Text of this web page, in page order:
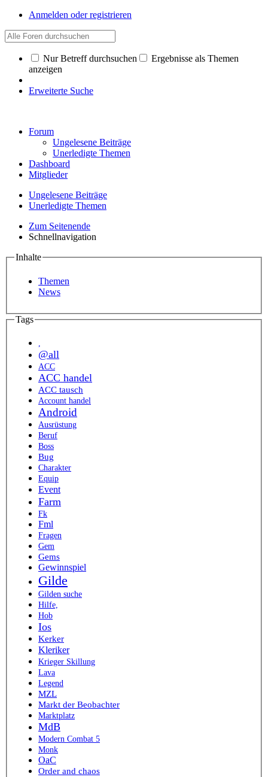
Anmelden oder registrieren
Nur Betreff durchsuchen
Ergebnisse als Themen
anzeigen
Erweiterte Suche
Forum
Ungelesene Beiträge
Unerledigte Themen
Dashboard
Mitglieder
Ungelesene Beiträge
Unerledigte Themen
Zum Seitenende
Schnellnavigation
Inhalte
Themen
News
Tags
@all
ACC
ACC handel
ACC tausch
Account handel
Android
Ausrüstung
Beruf
Boss
Bug
Charakter
Equip
Event
Farm
Fk
Fml
Fragen
Gem
Gems
Gewinnspiel
Gilde
Gilden suche
Hilfe,
Hob
Ios
Kerker
Kleriker
Krieger Skillung
Lava
Legend
MZL
Markt der Beobachter
Marktplatz
MdB
Modern Combat 5
Monk
OaC
Order and chaos